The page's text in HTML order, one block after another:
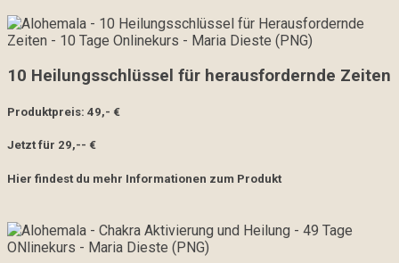
10 Heilungsschlüssel für herausfordernde Zeiten
Produktpreis: 49,- €
Jetzt für 29,-- €
Hier findest du mehr Informationen zum Produkt